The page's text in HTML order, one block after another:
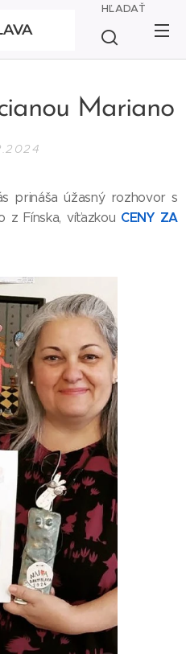
HĽADAŤ
Mariano
prináša úžasný rozhovor s
z Fínska, víťazkou CENY ZA